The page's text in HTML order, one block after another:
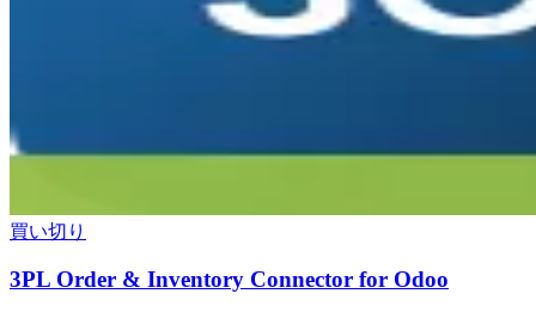
買い切り
3PL Order & Inventory Connector for Odoo